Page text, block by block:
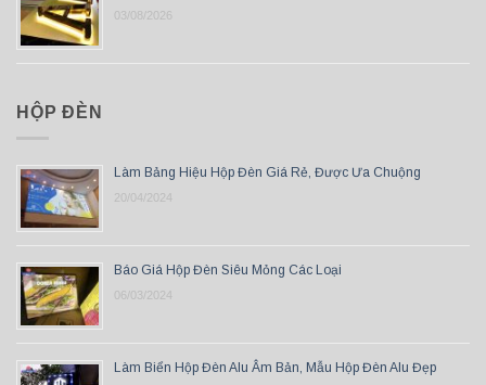
03/08/2026
HỘP ĐÈN
Làm Bảng Hiệu Hộp Đèn Giá Rẻ, Được Ưa Chuộng
20/04/2024
Báo Giá Hộp Đèn Siêu Mỏng Các Loại
06/03/2024
Làm Biển Hộp Đèn Alu Âm Bản, Mẫu Hộp Đèn Alu Đẹp